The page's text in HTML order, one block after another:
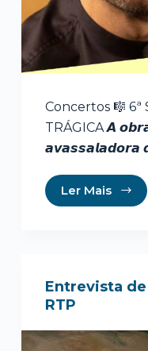
Concertos 🎼 6ª
TRÁGICA 𝘼
𝙖𝙫𝙖𝙨𝙨𝙖𝙡𝙖𝙙𝙤𝙧𝙖
Ler Mais
Entrevista
RTP